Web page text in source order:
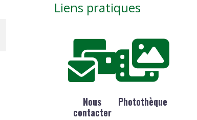
Liens pratiques
Nous
contacter
Photothèque